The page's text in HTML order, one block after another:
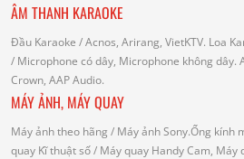
ÂM THANH KARAOKE
Đầu Karaoke / Acnos, Arirang, VietKTV. Loa
/ Microphone có dây, Microphone không dây.
Crown, AAP Audio.
MÁY ẢNH, MÁY QUAY
Máy ảnh theo hãng / Máy ảnh Sony.Ống kính
quay Kĩ thuật số/ Máy quay Handy Cam, Máy